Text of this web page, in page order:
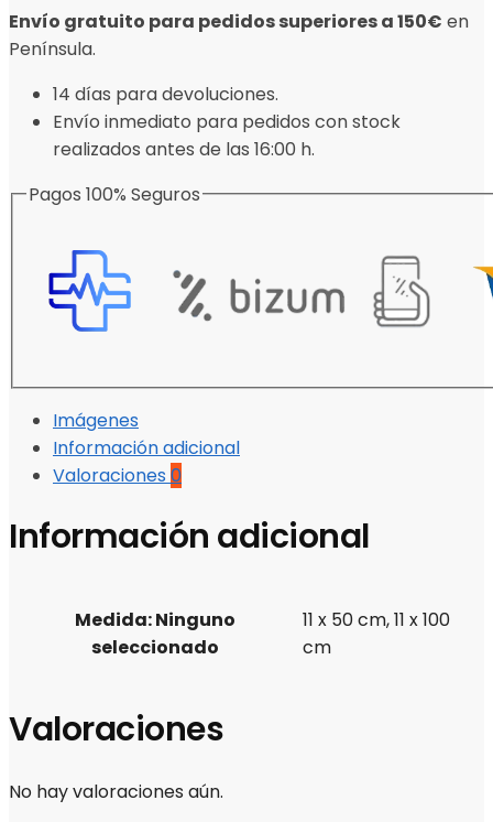
Envío gratuito para pedidos superiores a 150€ en
Península.
14 días para devoluciones.
Envío inmediato para pedidos con stock
realizados antes de las 16:00 h.
Pagos 100% Seguros
Imágenes
Información adicional
Valoraciones 0
Información adicional
Medida:Ninguno
seleccionado
11 x 50 cm, 11 x 100
cm
Valoraciones
No hay valoraciones aún.